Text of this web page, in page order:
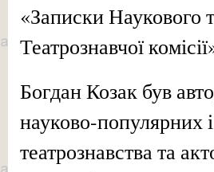
«Записки Наукового
Театрознавчої
Богдан Козак був
науково-популярних
театрознавства та